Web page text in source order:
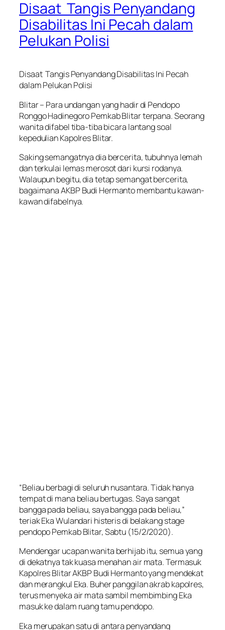
Disaat Tangis Penyandang
Disabilitas Ini Pecah dalam
Pelukan Polisi
Disaat Tangis Penyandang Disabilitas Ini Pecah
dalam Pelukan Polisi
Blitar – Para undangan yang hadir di Pendopo
Ronggo Hadinegoro Pemkab Blitar terpana. Seorang
wanita difabel tiba-tiba bicara lantang soal
kepedulian Kapolres Blitar.
Saking semangatnya dia bercerita, tubuhnya lemah
dan terkulai lemas merosot dari kursi rodanya.
Walaupun begitu, dia tetap semangat bercerita,
bagaimana AKBP Budi Hermanto membantu kawan-
kawan difabelnya.
“Beliau berbagi di seluruh nusantara. Tidak hanya
tempat di mana beliau bertugas. Saya sangat
bangga pada beliau, saya bangga pada beliau,”
teriak Eka Wulandari histeris di belakang stage
pendopo Pemkab Blitar, Sabtu (15/2/2020).
Mendengar ucapan wanita berhijab itu, semua yang
di dekatnya tak kuasa menahan air mata. Termasuk
Kapolres Blitar AKBP Budi Hermanto yang mendekat
dan merangkul Eka. Buher panggilan akrab kapolres,
terus menyeka air mata sambil membimbing Eka
masuk ke dalam ruang tamu pendopo.
Eka merupakan satu di antara penyandang